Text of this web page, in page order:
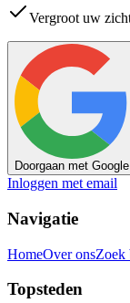
Vergroot uw
Doorgaan met Google
Inloggen met email
Navigatie
HomeOver onsZoek
Topsteden